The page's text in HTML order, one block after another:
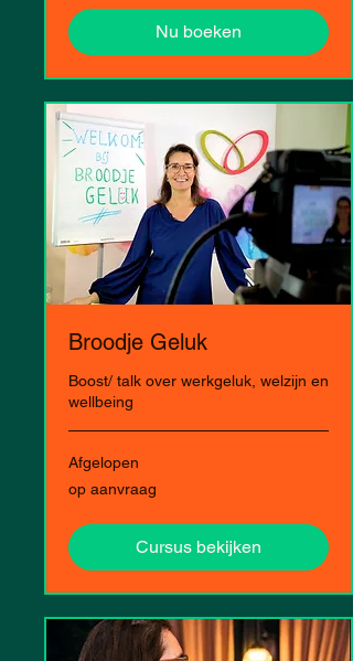
Nu boeken
Broodje Geluk
Boost/ talk over werkgeluk, welzijn en
wellbeing
Afgelopen
aanvraag
op aanvraag
Cursus bekijken